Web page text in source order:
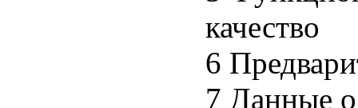
качество
6
7 Данные о